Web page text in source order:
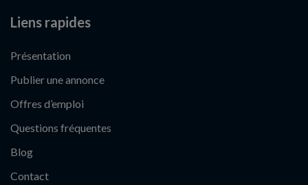
Liens rapides
Présentation
Publier une annonce
Offres d’emploi
Questions fréquentes
Blog
Contact